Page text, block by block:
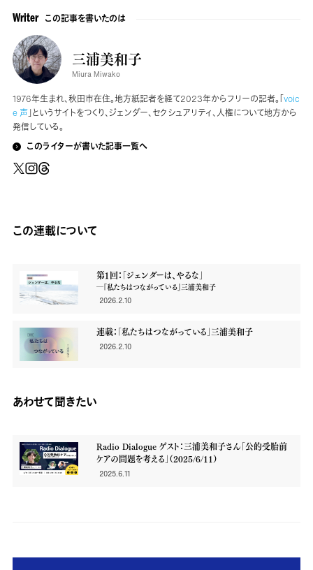
Writer この記事を書いたのは
三浦美和子
Miura Miwako
1976年生まれ、秋田市在住。地方紙記者を経て2023年からフリーの記者。「voic
e 声」というサイトをつくり、ジェンダー、セクシュアリティ、人権について地方から
発信している。
このライターが書いた記事一覧へ
この連載について
第１回：「ジェンダーは、やるな」
―『私たちはつながっている』三浦美和子
2026.2.10
連載：「私たちはつながっている」三浦美和子
2026.2.10
あわせて聞きたい
Radio Dialogue ゲスト：三浦美和子さん「公的受胎前
ケアの問題を考える」（2025/6/11）
2025.6.11